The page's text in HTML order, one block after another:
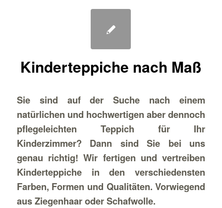
Kinderteppiche nach Maß
Sie sind auf der Suche nach einem
natürlichen und hochwertigen aber dennoch
pflegeleichten Teppich für Ihr
Kinderzimmer? Dann sind Sie bei uns
genau richtig! Wir fertigen und vertreiben
Kinderteppiche in den verschiedensten
Farben, Formen und Qualitäten. Vorwiegend
aus Ziegenhaar oder Schafwolle.